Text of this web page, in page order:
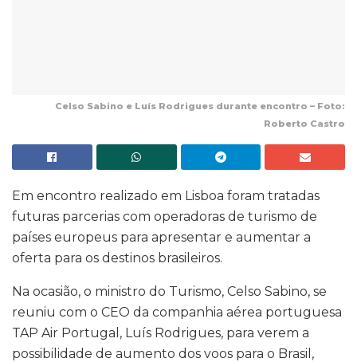
Celso Sabino e Luís Rodrigues durante encontro – Foto:
Roberto Castro
Em encontro realizado em Lisboa foram tratadas
futuras parcerias com operadoras de turismo de
países europeus para apresentar e aumentar a
oferta para os destinos brasileiros.
Na ocasião, o ministro do Turismo, Celso Sabino, se
reuniu com o CEO da companhia aérea portuguesa
TAP Air Portugal, Luís Rodrigues, para verem a
possibilidade de aumento dos voos para o Brasil,